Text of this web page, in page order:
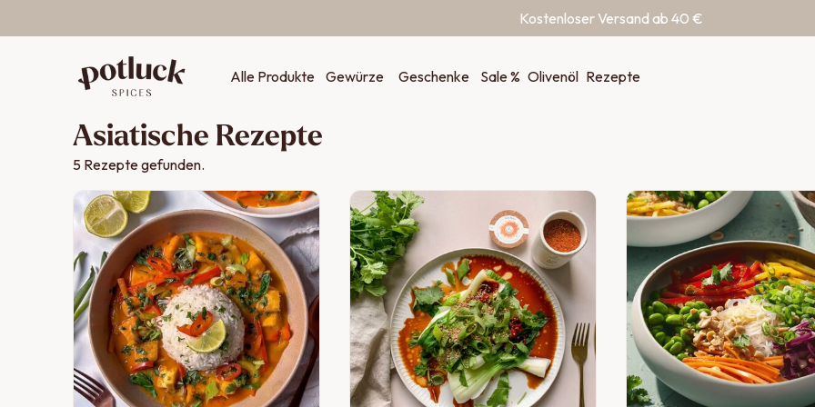
Kostenloser Versand ab 40 €
Alle Produkte Gewürze Geschenke Sale % Olivenöl Rezepte
Asiatische Rezepte
5 Rezepte gefunden.